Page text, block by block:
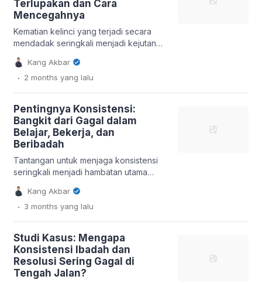
bahkan channel Telegram. Kehadiran
getidsbot Telegram mempermudah
proses yang sebelumnya memerlukan
metode lebih […]
Terlupakan dan Cara
Mencegahnya
Kematian kelinci yang terjadi secara
mendadak seringkali menjadi kejutan
Fenomena ini kerap menimbulkan
pertanyaan mengenai penyebab pasti
menunjukkan bahwa beberapa kondisi
kritis yang sering luput dari perhatian
pemilik menjadi faktor pemicu utama
kematian kelinci mendadak, menuntut
kewaspadaan serta pemahaman […]
Kang Akbar
. 2 months yang lalu
Pentingnya Konsistensi:
Bangkit dari Gagal dalam
Belajar, Bekerja, dan
Beribadah
Tantangan untuk menjaga konsistensi
seringkali menjadi hambatan utama
konteks belajar, bekerja, maupun
menjalankan ibadah. Rasa frustrasi
melakukan kesalahan atau terjatuh
pada kebiasaan lama. Namun, panduan
spiritual dan psikologis menekankan
pentingnya untuk tidak menyerah.
Kang Akbar
. 3 months yang lalu
Studi Kasus: Mengapa
Konsistensi Ibadah dan
Resolusi Sering Gagal di
Tengah Jalan?